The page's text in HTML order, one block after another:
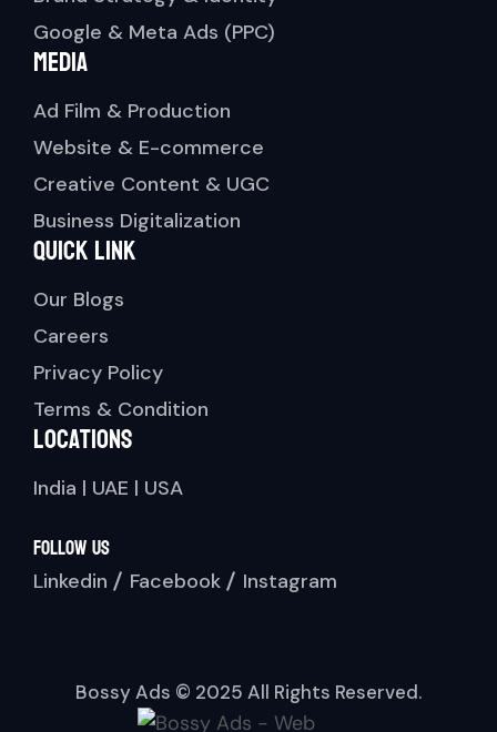
Google & Meta Ads (PPC)
Media
Ad Film & Production
Website & E-commerce
Creative Content & UGC
Business Digitalization
Quick link
Our Blogs
Careers
Privacy Policy
Terms & Condition
Locations
India | UAE | USA
Follow Us
Linkedin Facebook Instagram
Bossy Ads © 2025 All Rights Reserved.